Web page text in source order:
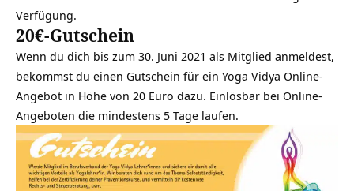
Verfügung.
20€-Gutschein
Wenn du dich bis zum 30. Juni 2021 als Mitglied anmeldest,
bekommst du einen Gutschein für ein Yoga Vidya Online-
Angebot in Höhe von 20 Euro dazu. Einlösbar bei Online-
Angeboten die mindestens 5 Tage laufen.